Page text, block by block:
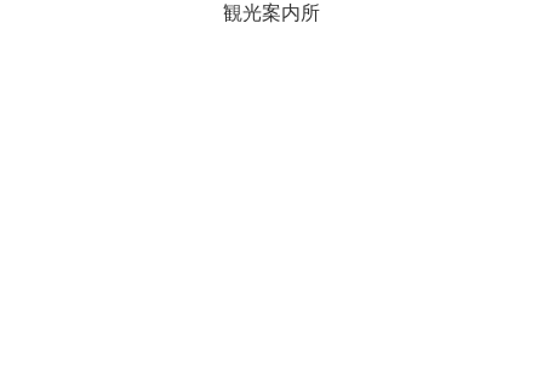
観光案内所